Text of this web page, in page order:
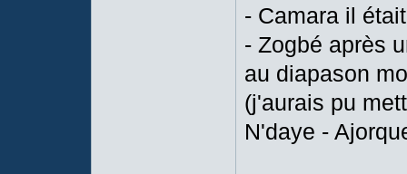
- Camara il
- Zogbé après
au diapason
(j'aurais pu
N'daye -